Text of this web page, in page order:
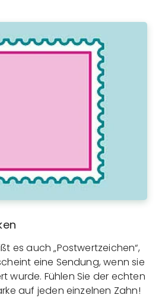
es auch „Postwertzeichen“,
eine Sendung, wenn sie
wurde. Fühlen Sie der echten
auf jeden einzelnen Zahn!